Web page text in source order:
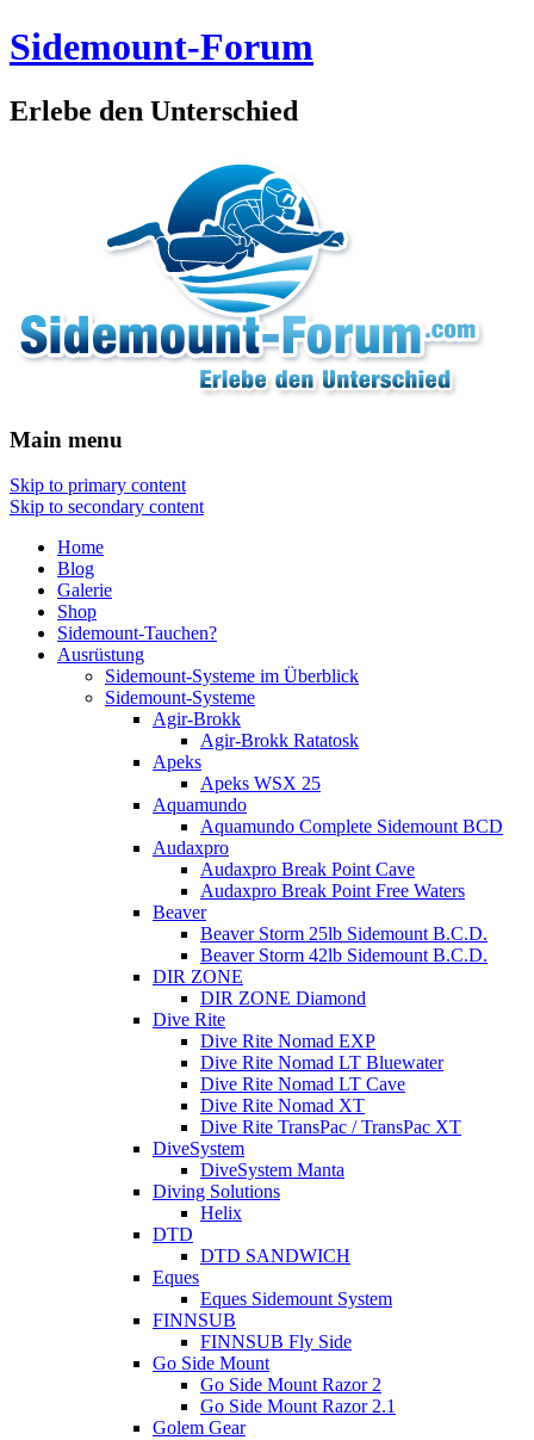
Sidemount-Forum
Erlebe den Unterschied
Main menu
Skip to primary content
Skip to secondary content
Home
Blog
Galerie
Shop
Sidemount-Tauchen?
Ausrüstung
Sidemount-Systeme im Überblick
Sidemount-Systeme
Agir-Brokk
Agir-Brokk Ratatosk
Apeks
Apeks WSX 25
Aquamundo
Aquamundo Complete Sidemount BCD
Audaxpro
Audaxpro Break Point Cave
Audaxpro Break Point Free Waters
Beaver
Beaver Storm 25lb Sidemount B.C.D.
Beaver Storm 42lb Sidemount B.C.D.
DIR ZONE
DIR ZONE Diamond
Dive Rite
Dive Rite Nomad EXP
Dive Rite Nomad LT Bluewater
Dive Rite Nomad LT Cave
Dive Rite Nomad XT
Dive Rite TransPac / TransPac XT
DiveSystem
DiveSystem Manta
Diving Solutions
Helix
DTD
DTD SANDWICH
Eques
Eques Sidemount System
FINNSUB
FINNSUB Fly Side
Go Side Mount
Go Side Mount Razor 2
Go Side Mount Razor 2.1
Golem Gear